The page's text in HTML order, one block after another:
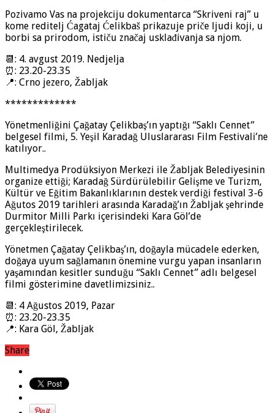
Pozivamo Vas na projekciju dokumentarca “Skriveni raj” u
kome reditelj Ćagataj Ćelikbaš prikazuje priče ljudi koji, u
borbi sa prirodom, ističu značaj usklađivanja sa njom.
📆 : 4. avgust 2019. Nedjelja
⏰: 23.20-23.35
📍: Crno jezero, Žabljak
*************
Yönetmenliğini Çağatay Çelikbaş’ın yaptığı “Saklı Cennet”
belgesel filmi, 5. Yeşil Karadağ Uluslararası Film Festivali’ne
katılıyor..
Multimedya Prodüksiyon Merkezi ile Žabljak Belediyesinin
organize ettiği; Karadağ Sürdürülebilir Gelişme ve Turizm,
Kültür ve Eğitim Bakanlıklarının destek verdiği festival 3-6
Ağutos 2019 tarihleri arasında Karadağ’ın Žabljak şehrinde
Durmitor Milli Parkı içerisindeki Kara Göl’de
gerçekleştirilecek.
Yönetmen Çağatay Çelikbaş’ın, doğayla mücadele ederken,
doğaya uyum sağlamanın önemine vurgu yapan insanların
yaşamından kesitler sunduğu “Saklı Cennet” adlı belgesel
filmi gösterimine davetlimizsiniz..
📆 : 4 Ağustos 2019, Pazar
⏰: 23.20-23.35
📍: Kara Göl, Žabljak
Share